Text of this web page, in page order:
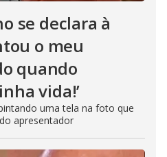
se declara à
o meu
quando
vida!’
uma tela na foto que
apresentador